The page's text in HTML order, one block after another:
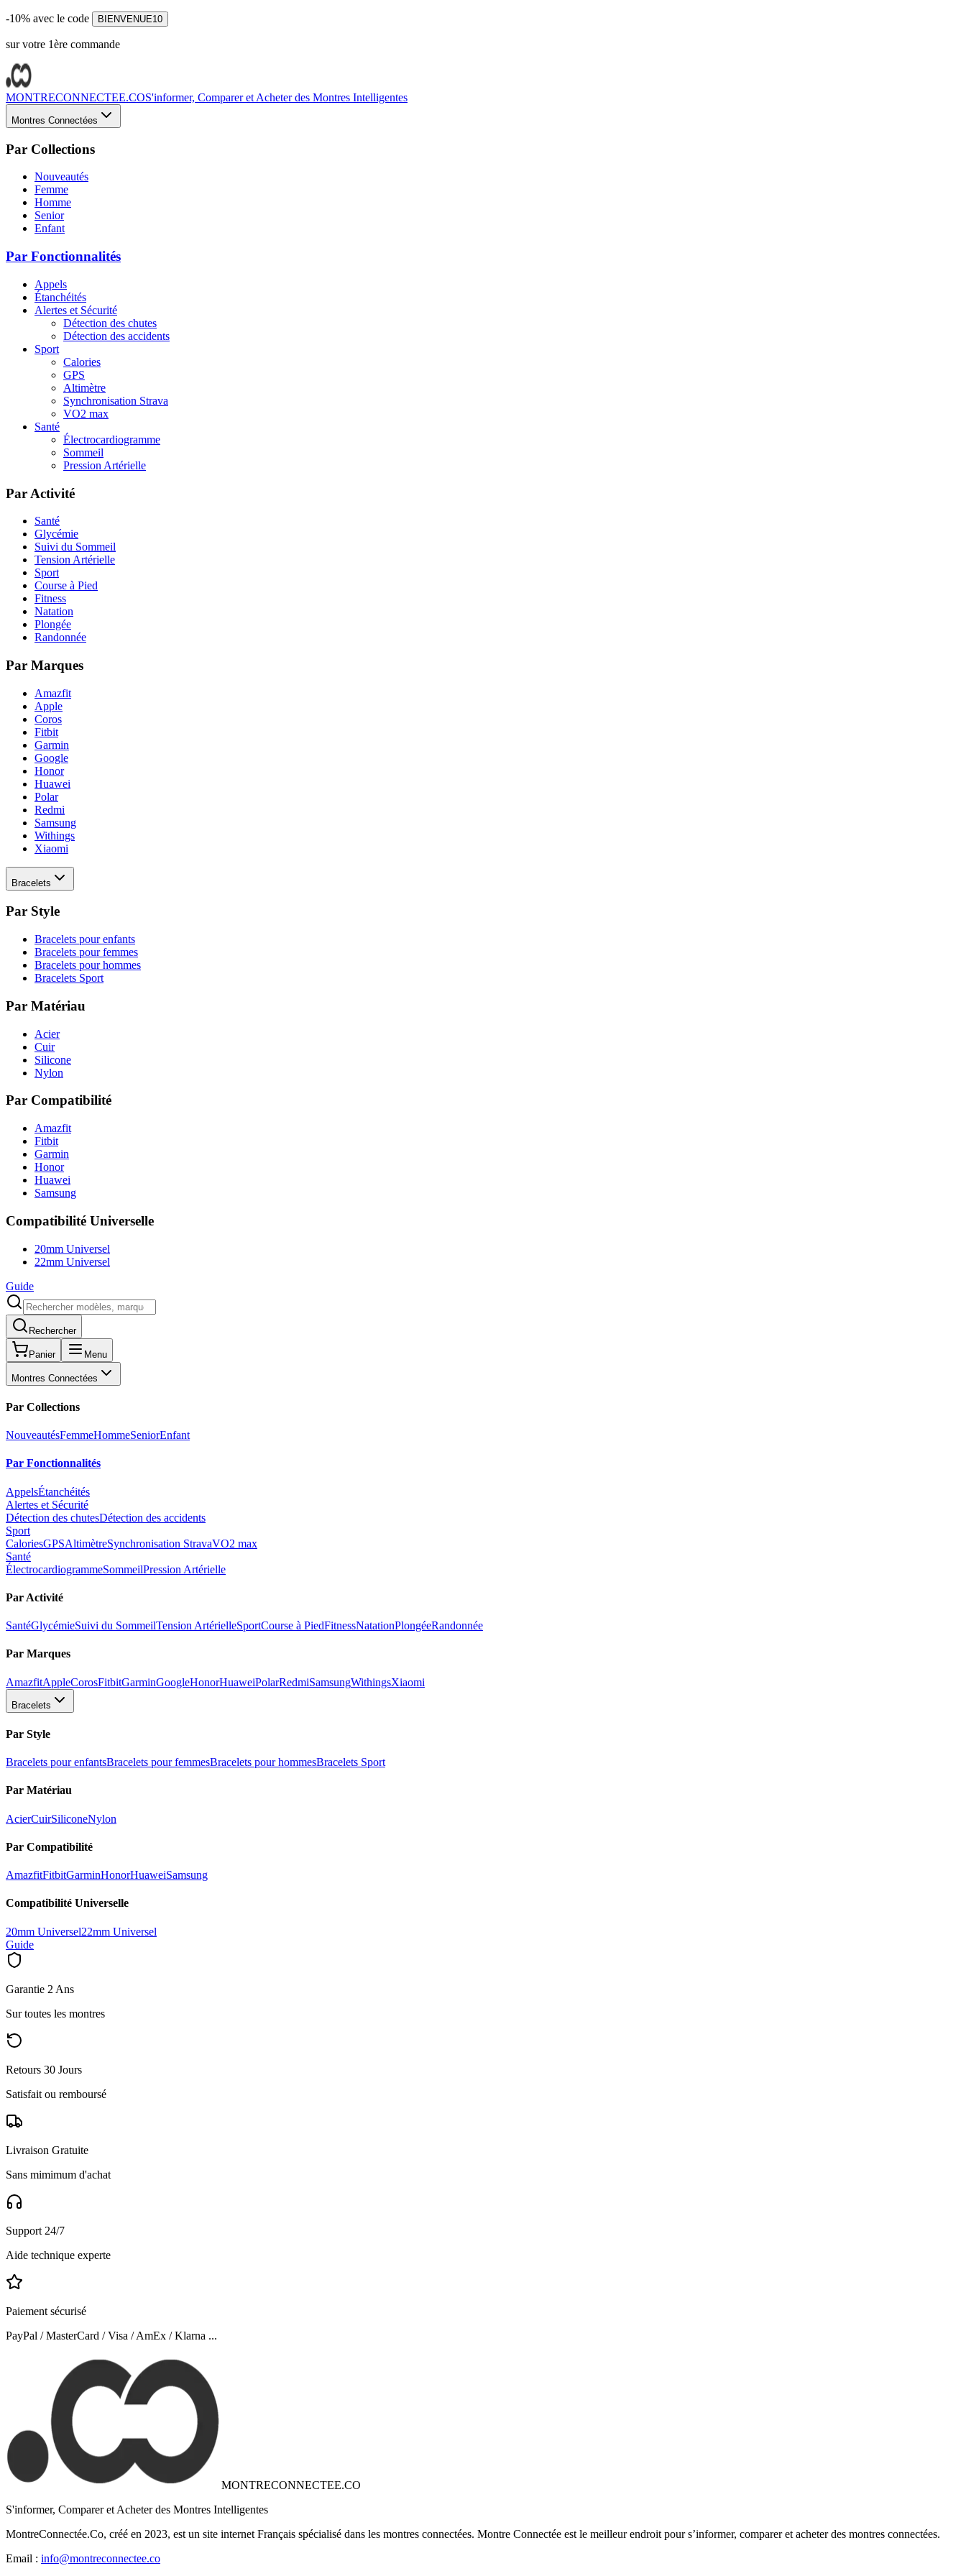
-10% avec le code BIENVENUE10
sur votre 1ère commande
MONTRECONNECTEE.COS'informer, Comparer et Acheter des Montres Intelligentes
Montres Connectées
Par Collections
Nouveautés
Femme
Homme
Senior
Enfant
Par Fonctionnalités
Appels
Étanchéités
Alertes et Sécurité
Détection des chutes
Détection des accidents
Sport
Calories
GPS
Altimètre
Synchronisation Strava
VO2 max
Santé
Électrocardiogramme
Sommeil
Pression Artérielle
Par Activité
Santé
Glycémie
Suivi du Sommeil
Tension Artérielle
Sport
Course à Pied
Fitness
Natation
Plongée
Randonnée
Par Marques
Amazfit
Apple
Coros
Fitbit
Garmin
Google
Honor
Huawei
Polar
Redmi
Samsung
Withings
Xiaomi
Bracelets
Par Style
Bracelets pour enfants
Bracelets pour femmes
Bracelets pour hommes
Bracelets Sport
Par Matériau
Acier
Cuir
Silicone
Nylon
Par Compatibilité
Amazfit
Fitbit
Garmin
Honor
Huawei
Samsung
Compatibilité Universelle
20mm Universel
22mm Universel
Guide
Rechercher
Panier Menu
Montres Connectées
Par Collections
NouveautésFemmeHommeSeniorEnfant
Par Fonctionnalités
AppelsÉtanchéités
Alertes et Sécurité
Détection des chutesDétection des accidents
Sport
CaloriesGPSAltimètreSynchronisation StravaVO2 max
Santé
ÉlectrocardiogrammeSommeilPression Artérielle
Par Activité
SantéGlycémieSuivi du SommeilTension ArtérielleSportCourse à PiedFitnessNatationPlongéeRandonnée
Par Marques
AmazfitAppleCorosFitbitGarminGoogleHonorHuaweiPolarRedmiSamsungWithingsXiaomi
Bracelets
Par Style
Bracelets pour enfantsBracelets pour femmesBracelets pour hommesBracelets Sport
Par Matériau
AcierCuirSiliconeNylon
Par Compatibilité
AmazfitFitbitGarminHonorHuaweiSamsung
Compatibilité Universelle
20mm Universel22mm Universel
Guide
Garantie 2 Ans
Sur toutes les montres
Retours 30 Jours
Satisfait ou remboursé
Livraison Gratuite
Sans mimimum d'achat
Support 24/7
Aide technique experte
Paiement sécurisé
PayPal / MasterCard / Visa / AmEx / Klarna ...
MONTRECONNECTEE.CO
S'informer, Comparer et Acheter des Montres Intelligentes
MontreConnectée.Co, créé en 2023, est un site internet Français spécialisé dans les montres connectées. Montre Connectée est le meilleur endroit pour s’informer, comparer et acheter des montres connectées.
Email : info@montreconnectee.co